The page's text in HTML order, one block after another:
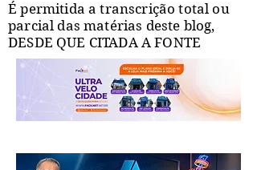
É permitida a transcrição total ou
parcial das matérias deste blog,
DESDE QUE CITADA A FONTE